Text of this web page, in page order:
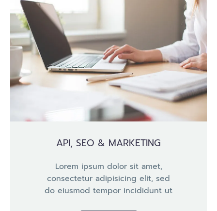
API, SEO & MARKETING
Lorem ipsum dolor sit amet,
consectetur adipisicing elit, sed
do eiusmod tempor incididunt ut